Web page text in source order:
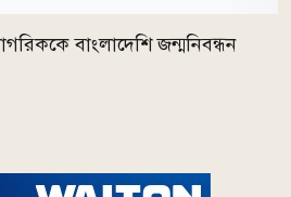
বাংলাদেশি জন্মনিবন্ধন